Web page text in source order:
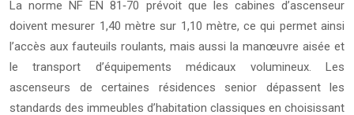
La norme NF EN 81‑70 prévoit que les cabines d’ascenseur
doivent mesurer 1,40 mètre sur 1,10 mètre, ce qui permet ainsi
l’accès aux fauteuils roulants, mais aussi la manœuvre aisée et
le transport d’équipements médicaux volumineux. Les
ascenseurs de certaines résidences senior dépassent les
standards des immeubles d’habitation classiques en choisissant